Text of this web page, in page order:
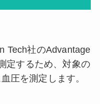
Tech社のAdvantage
定するため、対象の
圧を測定します。